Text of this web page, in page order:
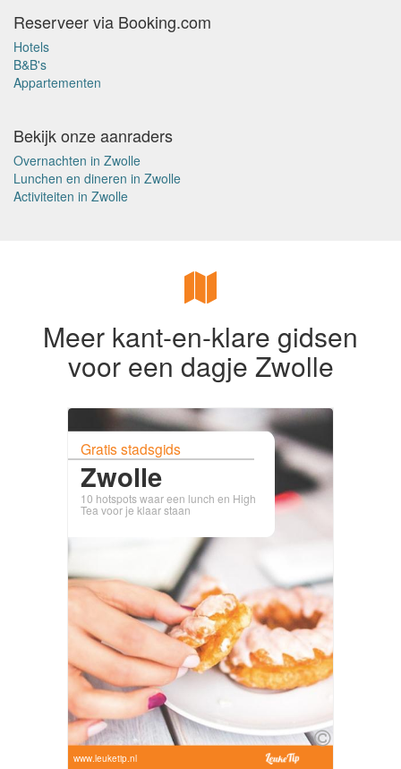
Reserveer via Booking.com
Hotels
B&B's
Appartementen
Bekijk onze aanraders
Overnachten in Zwolle
Lunchen en dineren in Zwolle
Activiteiten in Zwolle
Meer kant-en-klare gidsen
voor een dagje Zwolle
Gratis stadsgids
Zwolle
10 hotspots waar een lunch en High
Tea voor je klaar staan
www.leuketip.nl